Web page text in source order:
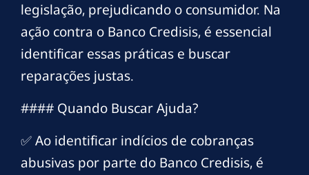
legislação, prejudicando o consumidor. Na
ação contra o Banco Credisis, é essencial
identificar essas práticas e buscar
reparações justas.
#### Quando Buscar Ajuda?
✅ Ao identificar indícios de cobranças
abusivas por parte do Banco Credisis, é